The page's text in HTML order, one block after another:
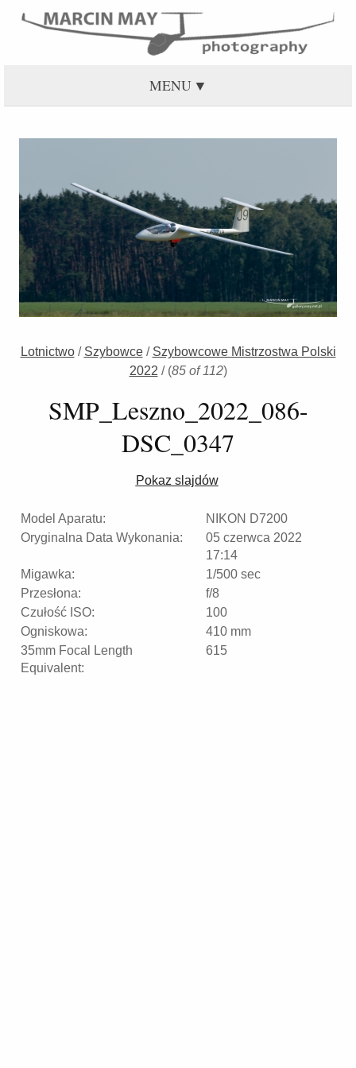
MENU
Lotnictwo/ Szybowce/ Szybowcowe Mistrzostwa Polski
2022 / (85 of 112)
SMP_Leszno_2022_086-
DSC_0347
Pokaz slajdów
Model Aparatu:
NIKON D7200
Oryginalna Data Wykonania:
05 czerwca 2022
17:14
Migawka:
1/500 sec
Przesłona:
f/8
Czułość ISO:
100
Ogniskowa:
410 mm
35mm Focal Length
Equivalent:
615